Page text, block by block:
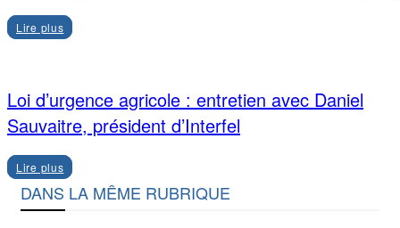
Lire plus
Loi d’urgence agricole : entretien avec Daniel
Sauvaitre, président d’Interfel
Lire plus
DANS LA MÊME RUBRIQUE